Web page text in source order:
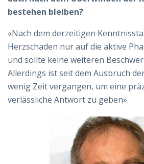
bestehen bleiben?
«Nach dem derzeitigen
Herzschaden nur auf die aktive
und sollte keine weiteren
Allerdings ist seit dem Ausbruch
wenig Zeit vergangen, um eine
verlässliche Antwort zu geben».